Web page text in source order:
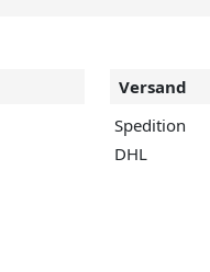
Versand
Spedition
DHL